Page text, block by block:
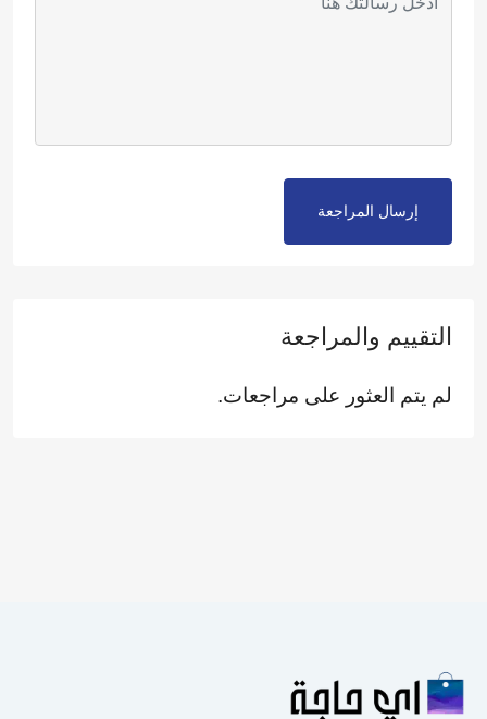
إرسال المراجعة
التقييم والمراجعة
لم يتم العثور على مراجعات.